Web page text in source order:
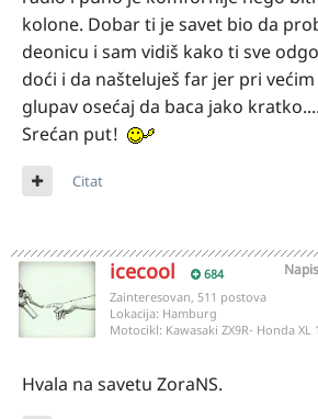
kolone. Dobar ti je savet bio da
deonicu i sam vidiš kako ti sve
doći i da našteluješ far jer pri
glupav osećaj da baca jako kratko....
Srećan put!
Citat
icecool 684
Zainteresovan, 511 postova
Lokacija: Hamburg
Motocikl: Kawasaki ZX9R- Honda XL
Hvala na savetu ZoraNS.